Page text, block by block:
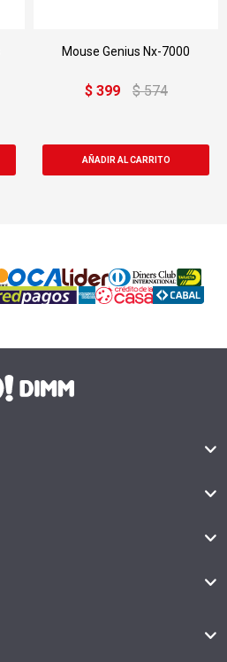
Mouse Genius Nx-7000
$ 399 $ 574